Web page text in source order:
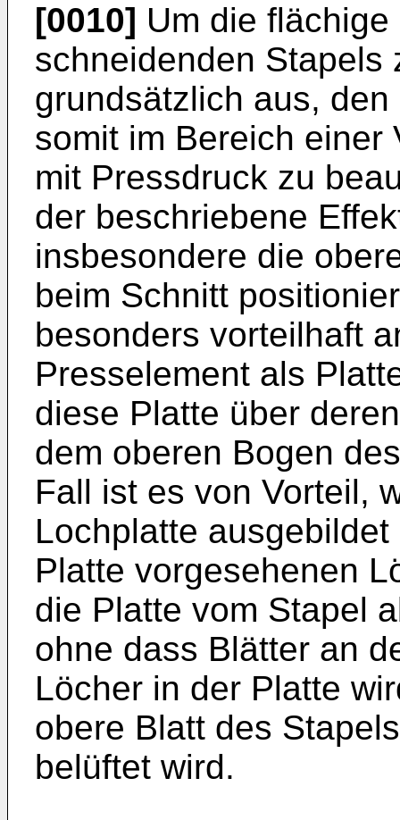
[0010] Um die
schneidenden Stapels
grundsätzlich aus,
somit im Bereich einer
mit Pressdruck zu
der beschriebene
insbesondere die
beim Schnitt
besonders vorteilhaft
Presselement als
diese Platte über
dem oberen Bogen
Fall ist es von Vorteil,
Lochplatte
Platte vorgesehenen
die Platte vom Stapel
ohne dass Blätter an
Löcher in der Platte
obere Blatt des
belüftet wird.